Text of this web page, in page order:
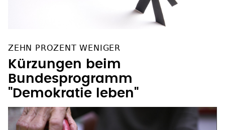
ZEHN PROZENT WENIGER
Kürzungen beim
Bundesprogramm
"Demokratie leben"